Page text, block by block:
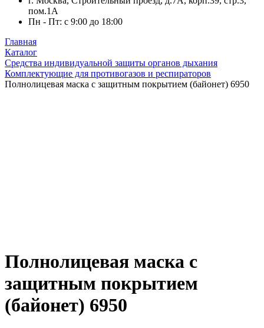
пом.1А
Пн - Пт: с 9:00 до 18:00
Главная
Каталог
Средства индивидуальной защиты органов дыхания
Комплектующие для противогазов и респираторов
Полнолицевая маска с защитным покрытием (байонет) 6950
Полнолицевая маска с
защитным покрытием
(байонет) 6950